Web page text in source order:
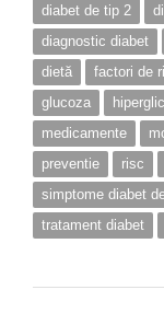
diabet de tip 2
diagnostic diabet
dietă
factori de
glucoza
medicamente
preventie
risc
simptome diabet
tratament diabet